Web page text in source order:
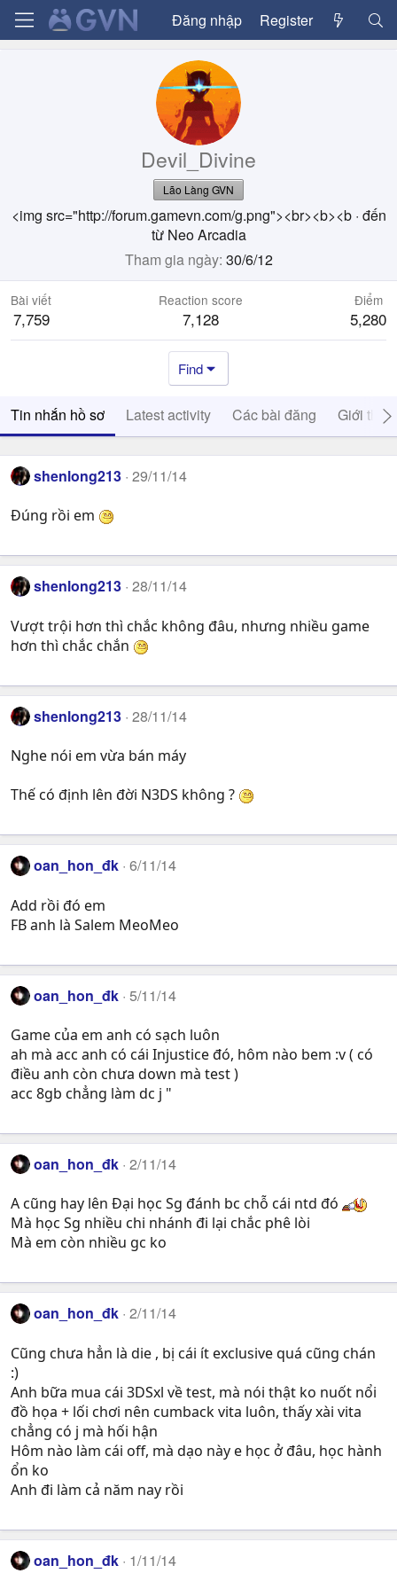
Đăng nhập Register
Devil_Divine
Lão Làng GVN
<img src="http://forum.gamevn.com/g.png"><br><b><b · đến
từ Neo Arcadia
Tham gia ngày 30/6/12
Bài viết
7,759
Reaction score
7,128
Điểm
5,280
Find
Tin nhắn hồ sơ Latest activity Các bài đăng Giới thiệu
shenlong213 29/11/14
Đúng rồi em
shenlong213 28/11/14
Vượt trội hơn thì chắc không đâu, nhưng nhiều game
hơn thì chắc chắn
shenlong213 28/11/14
Nghe nói em vừa bán máy
Thế có định lên đời N3DS không ?
oan_hon_đk 6/11/14
Add rồi đó em
FB anh là Salem MeoMeo
oan_hon_đk 5/11/14
Game của em anh có sạch luôn
ah mà acc anh có cái Injustice đó, hôm nào bem :v ( có
điều anh còn chưa down mà test )
acc 8gb chẳng làm dc j "
oan_hon_đk 2/11/14
A cũng hay lên Đại học Sg đánh bc chỗ cái ntd đó
Mà học Sg nhiều chi nhánh đi lại chắc phê lòi
Mà em còn nhiều gc ko
oan_hon_đk 2/11/14
Cũng chưa hẳn là die , bị cái ít exclusive quá cũng chán
:)
Anh bữa mua cái 3DSxl về test, mà nói thật ko nuốt nổi
đồ họa + lối chơi nên cumback vita luôn, thấy xài vita
chẳng có j mà hối hận
Hôm nào làm cái off, mà dạo này e học ở đâu, học hành
ổn ko
Anh đi làm cả năm nay rồi
oan_hon_đk 1/11/14